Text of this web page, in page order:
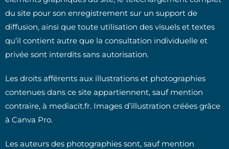
du site pour son enregistrement sur un support de
diffusion, ainsi que toute utilisation des visuels et textes
qu’il contient autre que la consultation individuelle et
privée sont interdits sans autorisation.
Les droits afférents aux illustrations et photographies
contenues dans ce site appartiennent, sauf mention
contraire, à mediacit.fr. Images d’illustration créées grâce
à Canva Pro.
Les auteurs des photographies sont, sauf mention